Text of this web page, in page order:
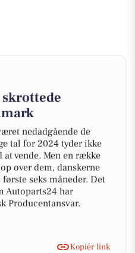
nedadgående de
tal for 2024 tyder ikke
vende. Men en række
over dem, danskerne
seks måneder. Det
Autoparts24 har
Producentansvar.
Kopiér link